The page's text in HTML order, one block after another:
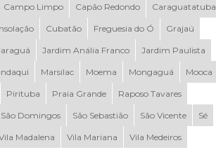
Campo Limpo Capão Redondo Caraguatatuba
Cubatão Freguesia do Ó Grajaú
Jardim Anália Franco Jardim Paulista
Marsilac Moema Mongaguá Mooca
Pirituba Praia Grande Raposo Tavares
São Domingos São Sebastião São Vicente Sé
Madalena Vila Mariana Vila Medeiros